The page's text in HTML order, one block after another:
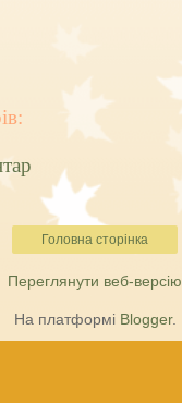
Головна сторінка
Переглянути веб-версію
На платформі Blogger.